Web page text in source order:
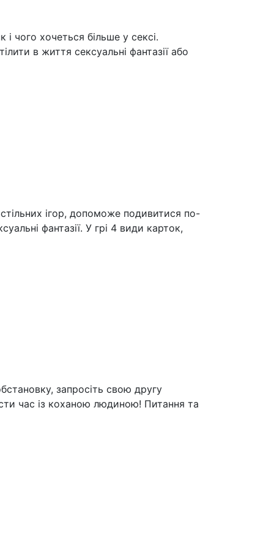
чого хочеться більше у сексі.
в життя сексуальні фантазії або
ігор, допоможе подивитися по-
фантазії. У грі 4 види карток,
запросіть свою другу
час із коханою людиною! Питання та